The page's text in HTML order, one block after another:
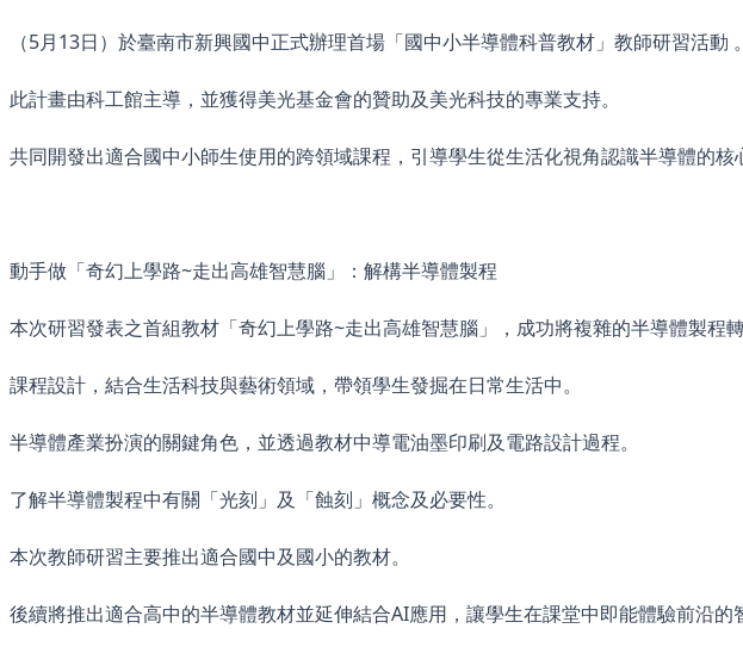
（5月13日）於臺南市新興國中正式辦理首場「國中小半導體科普教材」教師研習活動 。
此計畫由科工館主導，並獲得美光基金會的贊助及美光科技的專業支持。
共同開發出適合國中小師生使用的跨領域課程，引導學生從生活化視角認識半導體的核
動手做「奇幻上學路~走出高雄智慧腦」：解構半導體製程
本次研習發表之首組教材「奇幻上學路~走出高雄智慧腦」，成功將複雜的半導體製程
課程設計，結合生活科技與藝術領域，帶領學生發掘在日常生活中。
半導體產業扮演的關鍵角色，並透過教材中導電油墨印刷及電路設計過程。
了解半導體製程中有關「光刻」及「蝕刻」概念及必要性。
本次教師研習主要推出適合國中及國小的教材。
後續將推出適合高中的半導體教材並延伸結合AI應用，讓學生在課堂中即能體驗前沿的